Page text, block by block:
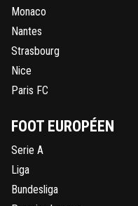
Monaco
Nantes
Strasbourg
Nice
Paris FC
FOOT EUROPÉEN
Serie A
Liga
Bundesliga